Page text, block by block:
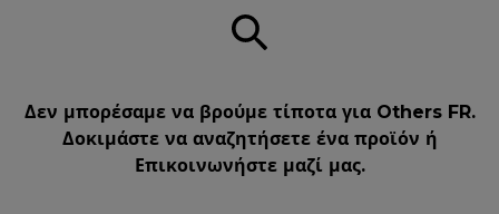
Δεν μπορέσαμε να βρούμε τίποτα για Others FR.
Δοκιμάστε να αναζητήσετε ένα προϊόν ή
Επικοινωνήστε μαζί μας.